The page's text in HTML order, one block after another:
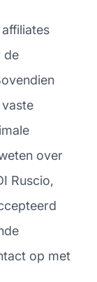
de
over
Ruscio,
op met